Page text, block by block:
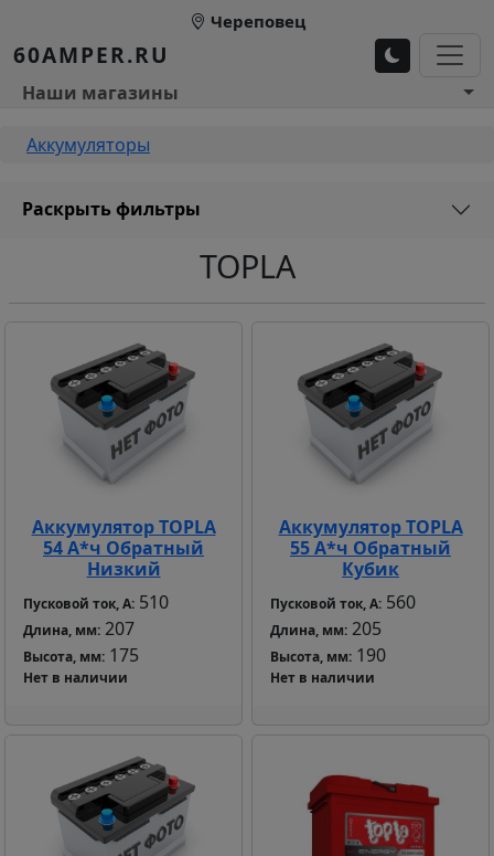
Перейти к основному содержанию
Череповец
60AMPER.RU
Основное меню 1
Наши магазины
Строка навигации
Аккумуляторы
Раскрыть фильтры
TOPLA
Аккумулятор TOPLA
54 А*ч Обратный
Низкий
Пусковой ток, А: 510
Длина, мм: 207
Высота, мм: 175
Нет в наличии
Аккумулятор TOPLA
55 А*ч Обратный
Кубик
Пусковой ток, А: 560
Длина, мм: 205
Высота, мм: 190
Нет в наличии